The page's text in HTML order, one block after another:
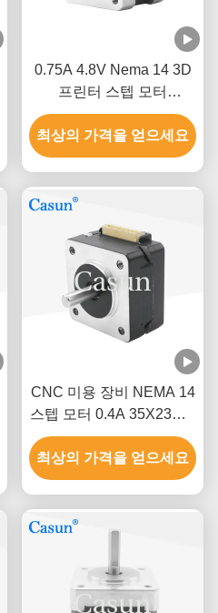
0.75A 4.8V Nema 14 3D
프린터 스텝 모터
35x35mm 230mN.M
최상의 가격을 얻으세요
CNC 미용 장비 NEMA 14
스텝 모터 0.4A 35X23mm
60mNM 1.8 Deg
최상의 가격을 얻으세요